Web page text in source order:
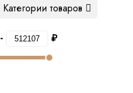
Категории товаров
- ₽